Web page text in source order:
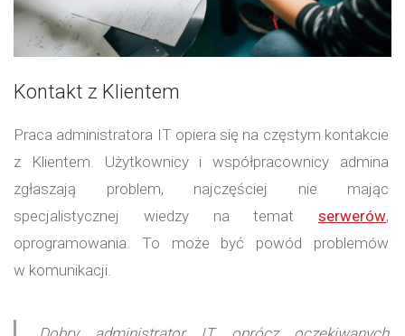
Kontakt z Klientem
Praca administratora IT opiera się na częstym kontakcie
z Klientem. Użytkownicy i współpracownicy admina
zgłaszają problem, najczęściej nie mając
specjalistycznej wiedzy na temat serwerów,
oprogramowania. To może być powód problemów
w komunikacji.